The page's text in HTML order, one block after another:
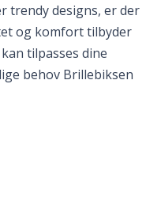
trendy designs, er der
og komfort tilbyder
tilpasses dine
behov Brillebiksen